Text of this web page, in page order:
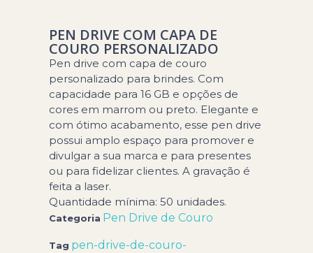
PEN DRIVE COM CAPA DE
COURO PERSONALIZADO
Pen drive com capa de couro
personalizado para brindes. Com
capacidade para 16 GB e opções de
cores em marrom ou preto. Elegante e
com ótimo acabamento, esse pen drive
possui amplo espaço para promover e
divulgar a sua marca e para presentes
ou para fidelizar clientes. A gravação é
feita a laser.
Quantidade mínima: 50 unidades.
Categoria Pen Drive de Couro
Tag pen-drive-de-couro-